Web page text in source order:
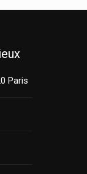
Paris